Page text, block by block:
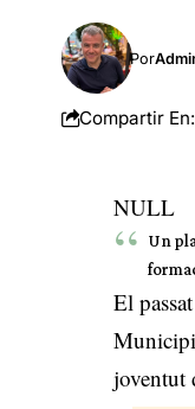
Por
Compartir En:
NULL
Un
El
joventut